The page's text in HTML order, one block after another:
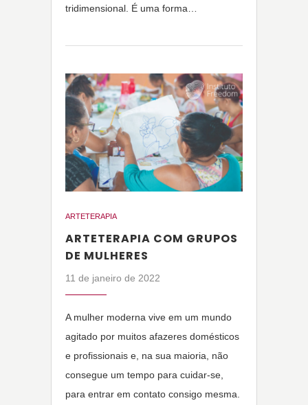
tridimensional. É uma forma…
ARTETERAPIA
ARTETERAPIA COM GRUPOS
DE MULHERES
11 de janeiro de 2022
A mulher moderna vive em um mundo
agitado por muitos afazeres domésticos
e profissionais e, na sua maioria, não
consegue um tempo para cuidar-se,
para entrar em contato consigo mesma.